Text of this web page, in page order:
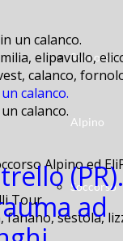
Soccorso
Alpino
Soccorso
elipavullo,
calanco,
calanco.
calanco.
Alpino ed
fanano, sestola,
(PR).
ad